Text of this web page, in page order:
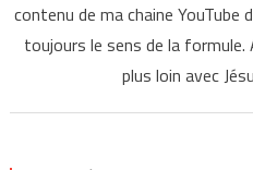
contenu de ma chaine YouTube
toujours le sens de la formule.
plus loin avec